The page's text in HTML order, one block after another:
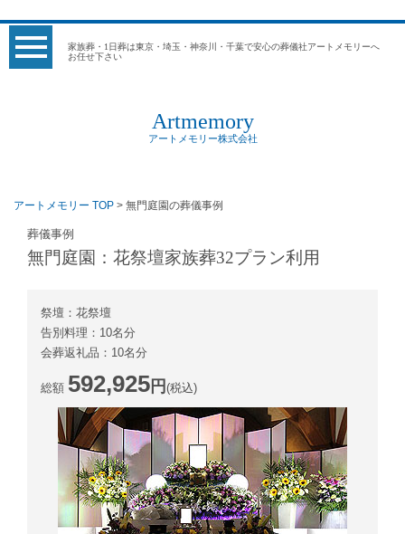
家族葬・1日葬は東京・埼玉・神奈川・千葉で安心の葬儀社アートメモリーへ
お任せ下さい
Artmemory
アートメモリー株式会社
アートメモリー TOP > 無門庭園の葬儀事例
葬儀事例
無門庭園：花祭壇家族葬32プラン利用
祭壇：花祭壇
告別料理：10名分
会葬返礼品：10名分
総額 592,925 円 (税込)